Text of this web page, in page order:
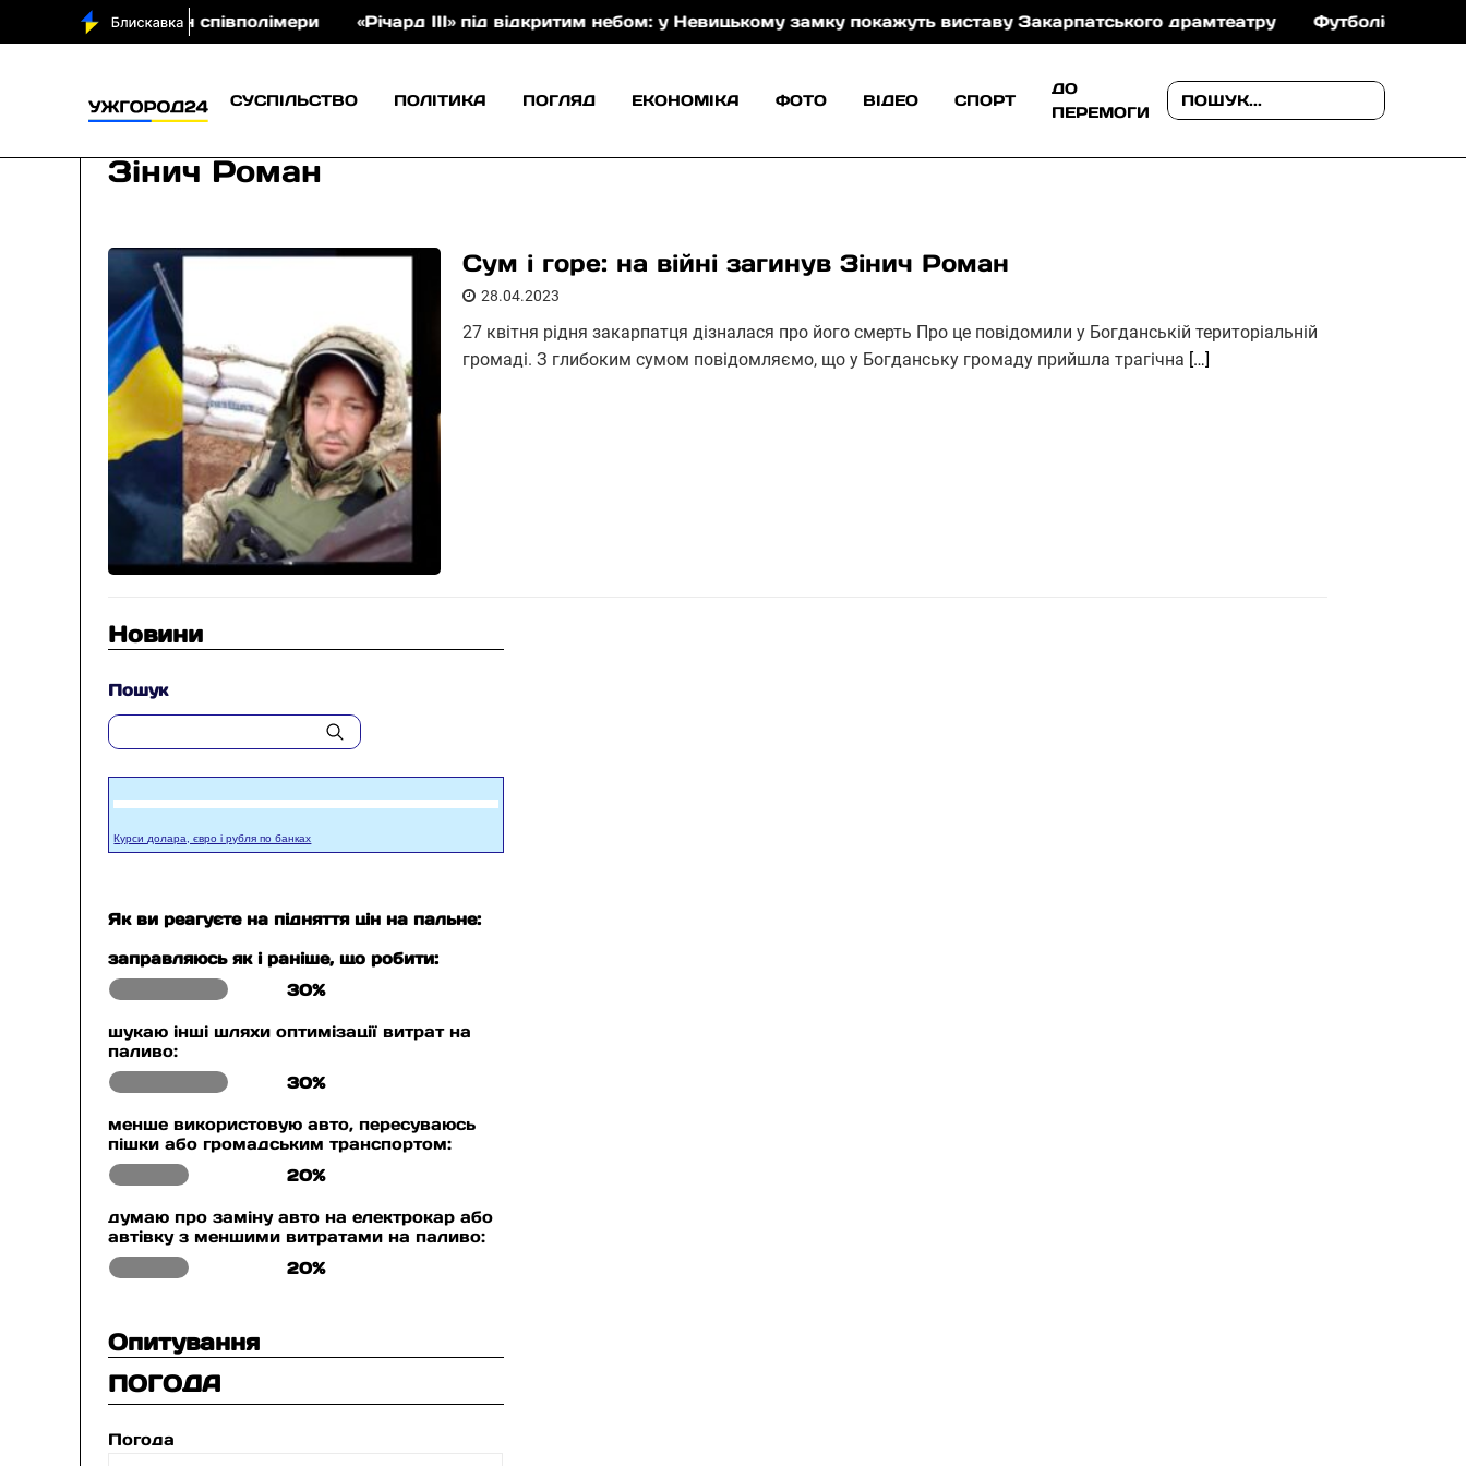
на аукціон співполімери «Річард ІІІ» під відкритим небом: у Невицькому замку покажуть виставу Закарпатського драмтеатру Футболіст «Браги»
СУСПІЛЬСТВО ПОЛІТИКА ПОГЛЯД ЕКОНОМІКА ФОТО ВІДЕО СПОРТ
ДО
ПЕРЕМОГИ
Зінич Роман
Сум і горе: на війні загинув Зінич Роман
28.04.2023
27 квітня рідня закарпатця дізналася про його смерть Про це повідомили у Богданській територіальній
громаді. З глибоким сумом повідомляємо, що у Богданську громаду прийшла трагічна […]
Новини
Пошук
Курси долара, євро і рубля по банках
Як ви реагуєте на підняття цін на пальне:
заправляюсь як і раніше, що робити:
30%
шукаю інші шляхи оптимізації витрат на
паливо:
30%
менше використовую авто, пересуваюсь
пішки або громадським транспортом:
20%
думаю про заміну авто на електрокар або
автівку з меншими витратами на паливо:
20%
Опитування
ПОГОДА
Погода